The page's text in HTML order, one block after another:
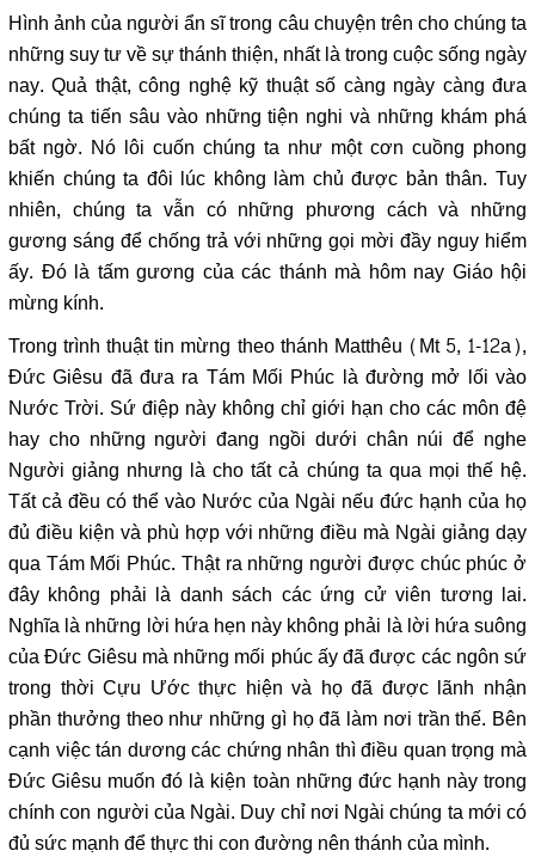
Hình ảnh của người ẩn sĩ trong câu chuyện trên cho chúng ta
những suy tư về sự thánh thiện, nhất là trong cuộc sống ngày
nay. Quả thật, công nghệ kỹ thuật số càng ngày càng đưa
chúng ta tiến sâu vào những tiện nghi và những khám phá
bất ngờ. Nó lôi cuốn chúng ta như một cơn cuồng phong
khiến chúng ta đôi lúc không làm chủ được bản thân. Tuy
nhiên, chúng ta vẫn có những phương cách và những
gương sáng để chống trả với những gọi mời đầy nguy hiểm
ấy. Đó là tấm gương của các thánh mà hôm nay Giáo hội
mừng kính.
Trong trình thuật tin mừng theo thánh Matthêu (Mt 5, 1-12a),
Đức Giêsu đã đưa ra Tám Mối Phúc là đường mở lối vào
Nước Trời. Sứ điệp này không chỉ giới hạn cho các môn đệ
hay cho những người đang ngồi dưới chân núi để nghe
Người giảng nhưng là cho tất cả chúng ta qua mọi thế hệ.
Tất cả đều có thể vào Nước của Ngài nếu đức hạnh của họ
đủ điều kiện và phù hợp với những điều mà Ngài giảng dạy
qua Tám Mối Phúc. Thật ra những người được chúc phúc ở
đây không phải là danh sách các ứng cử viên tương lai.
Nghĩa là những lời hứa hẹn này không phải là lời hứa suông
của Đức Giêsu mà những mối phúc ấy đã được các ngôn sứ
trong thời Cựu Ước thực hiện và họ đã được lãnh nhận
phần thưởng theo như những gì họ đã làm nơi trần thế. Bên
cạnh việc tán dương các chứng nhân thì điều quan trọng mà
Đức Giêsu muốn đó là kiện toàn những đức hạnh này trong
chính con người của Ngài. Duy chỉ nơi Ngài chúng ta mới có
đủ sức mạnh để thực thi con đường nên thánh của mình.